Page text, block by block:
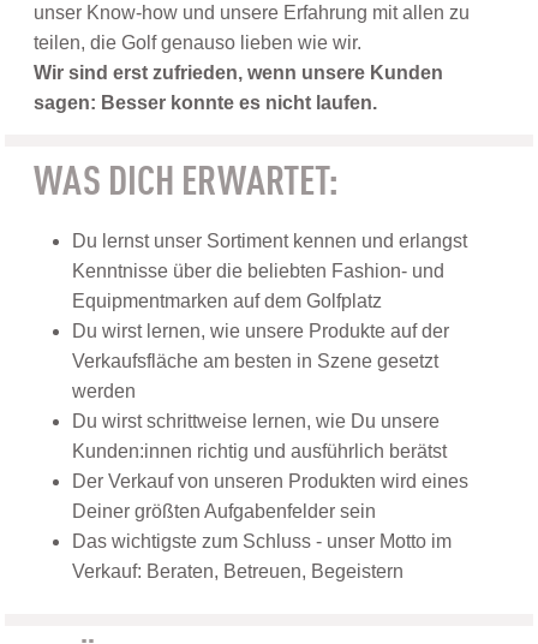
unser Know-how und unsere Erfahrung mit allen zu
teilen, die Golf genauso lieben wie wir.
Wir sind erst zufrieden, wenn unsere Kunden
sagen: Besser konnte es nicht laufen.
WAS DICH ERWARTET:
Du lernst unser Sortiment kennen und erlangst
Kenntnisse über die beliebten Fashion- und
Equipmentmarken auf dem Golfplatz
Du wirst lernen, wie unsere Produkte auf der
Verkaufsfläche am besten in Szene gesetzt
werden
Du wirst schrittweise lernen, wie Du unsere
Kunden:innen richtig und ausführlich berätst
Der Verkauf von unseren Produkten wird eines
Deiner größten Aufgabenfelder sein
Das wichtigste zum Schluss - unser Motto im
Verkauf: Beraten, Betreuen, Begeistern